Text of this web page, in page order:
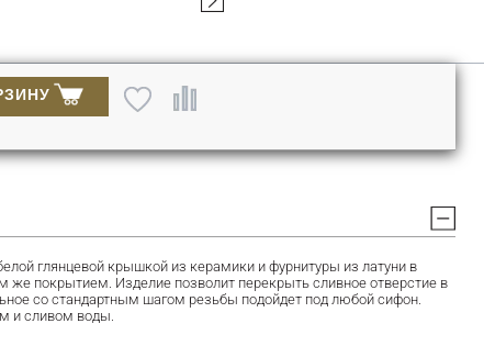
глянцевой крышкой из керамики и фурнитуры из латуни в
же покрытием. Изделие позволит перекрыть сливное отверстие в
со стандартным шагом резьбы подойдет под любой сифон.
и сливом воды.